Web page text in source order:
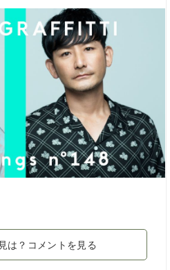
は？コメントを見る